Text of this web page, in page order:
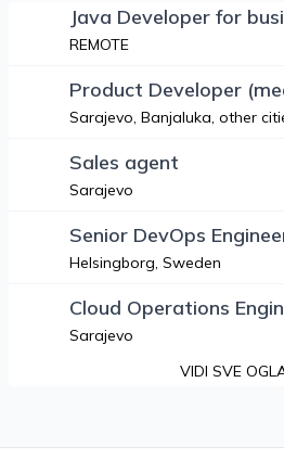
Java Developer for
REMOTE
Product Developer
Sarajevo, Banjaluka, other
Sales agent
Sarajevo
Senior DevOps
Helsingborg, Sweden
Cloud Operations
Sarajevo
VIDI SVE